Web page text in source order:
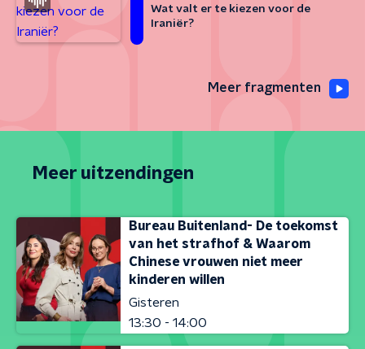
Wat valt er te kiezen voor de
Iraniër?
Meer fragmenten
Meer uitzendingen
Bureau Buitenland- De toekomst
van het strafhof & Waarom
Chinese vrouwen niet meer
kinderen willen
Gisteren
13:30 - 14:00